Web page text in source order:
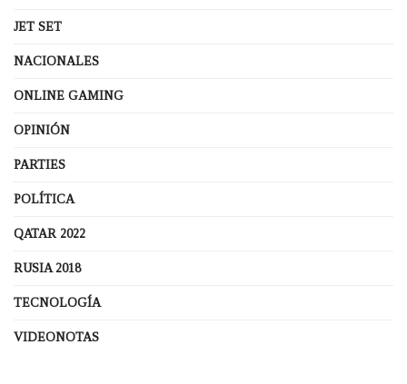
JET SET
NACIONALES
ONLINE GAMING
OPINIÓN
PARTIES
POLÍTICA
QATAR 2022
RUSIA 2018
TECNOLOGÍA
VIDEONOTAS